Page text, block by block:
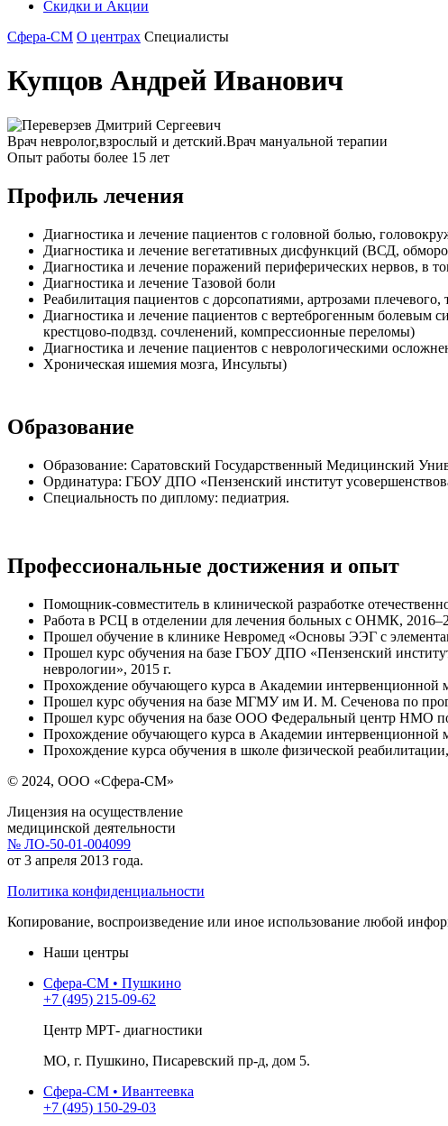
Скидки и Акции
Сфера-СМ О центрах Специалисты
Купцов Андрей Иванович
Врач невролог,взрослый и детский.Врач мануальной терапии
Опыт работы более 15 лет
Профиль лечения
Диагностика и лечение пациентов с головной болью,
Диагностика и лечение вегетативных дисфункций (ВСД,
Диагностика и лечение поражений периферических нервов, в
Диагностика и лечение Тазовой боли
Реабилитация пациентов с дорсопатиями, артрозами плечевого,
Диагностика и лечение пациентов с вертеброгенным болевым
крестцово-подвзд. сочленений, компрессионные переломы)
Диагностика и лечение пациентов с неврологическими
Хроническая ишемия мозга, Инсульты)
Образование
Образование: Саратовский Государственный Медицинский
Ординатура: ГБОУ ДПО «Пензенский институт
Специальность по диплому: педиатрия.
Профессиональные достижения и опыт
Помощник-совместитель в клинической разработке
Работа в РСЦ в отделении для лечения больных с ОНМК,
Прошел обучение в клинике Невромед «Основы ЭЭГ с
Прошел курс обучения на базе ГБОУ ДПО «Пензенский
неврологии», 2015 г.
Прохождение обучающего курса в Академии интервенционной
Прошел курс обучения на базе МГМУ им И. М. Сеченова по
Прошел курс обучения на базе ООО Федеральный центр НМО по
Прохождение обучающего курса в Академии интервенционной
Прохождение курса обучения в школе физической
© 2024, ООО «Сфера-СМ»
Лицензия на осуществление
медицинской деятельности
№ ЛО-50-01-004099
от 3 апреля 2013 года.
Политика конфиденциальности
Копирование, воспроизведение или иное использование любой
Наши центры
Сфера-СМ • Пушкино
+7 (495) 215-09-62
Центр МРТ- диагностики
МО, г. Пушкино, Писаревский пр-д, дом 5.
Сфера-СМ • Ивантеевка
+7 (495) 150-29-03